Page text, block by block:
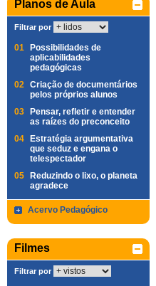
Planos de Aula
Filtrar por
01
Possibilidades de
aplicabilidades
pedagógicas
02 Criação de documentários
pelos próprios alunos
03
Pensar, refletir e entender
as raízes do preconceito
04
Estratégia argumentativa
que seduz e engana o
telespectador
05
Reduzindo o lixo, o planeta
agradece
Acervo Pedagógico
Filmes
Filtrar por